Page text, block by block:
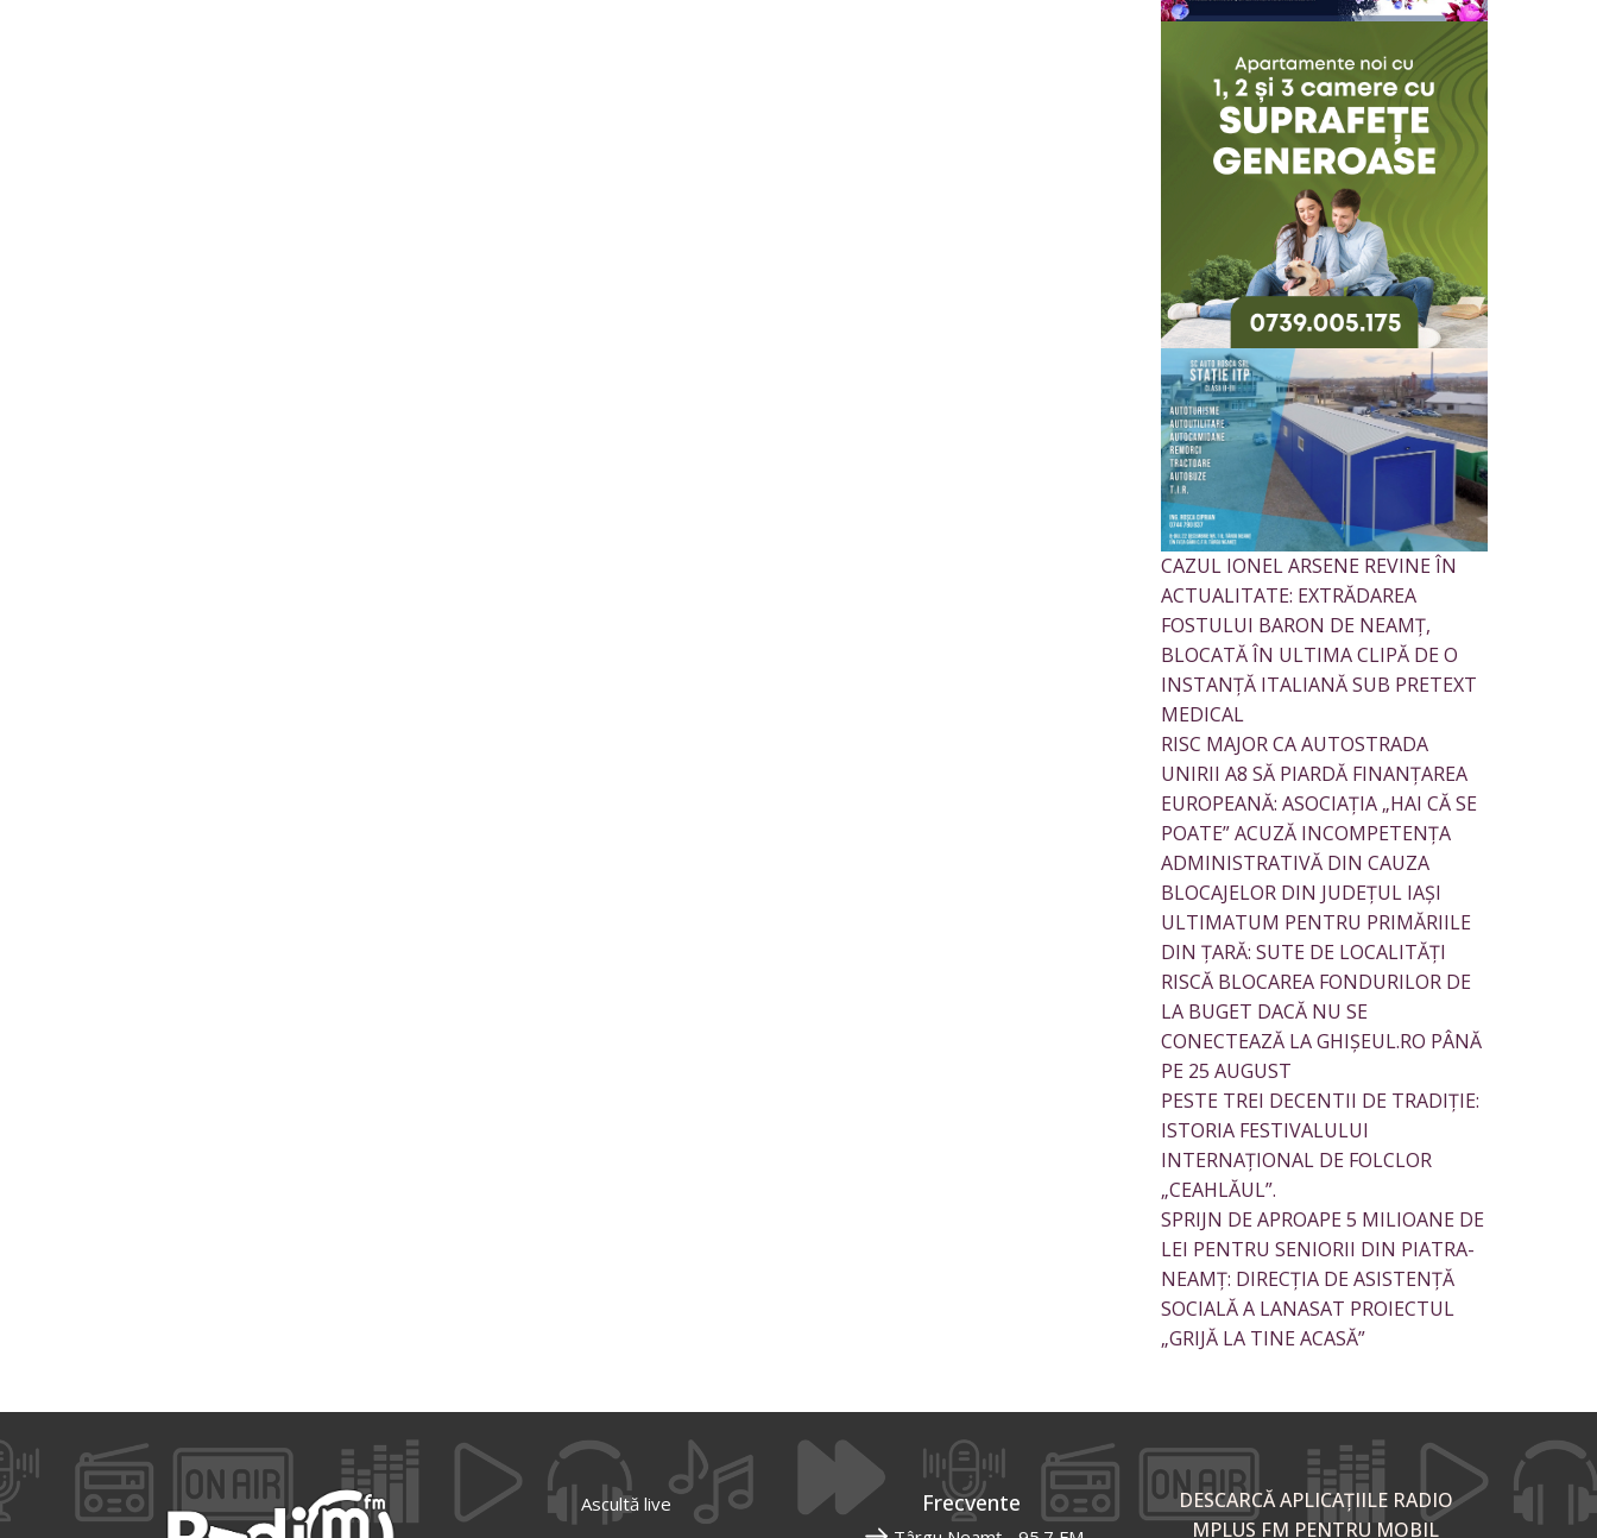
CAZUL IONEL ARSENE REVINE ÎN
ACTUALITATE: EXTRĂDAREA
FOSTULUI BARON DE NEAMȚ,
BLOCATĂ ÎN ULTIMA CLIPĂ DE O
INSTANȚĂ ITALIANĂ SUB PRETEXT
MEDICAL
RISC MAJOR CA AUTOSTRADA
UNIRII A8 SĂ PIARDĂ FINANȚAREA
EUROPEANĂ: ASOCIAȚIA „HAI CĂ SE
POATE” ACUZĂ INCOMPETENȚA
ADMINISTRATIVĂ DIN CAUZA
BLOCAJELOR DIN JUDEȚUL IAȘI
ULTIMATUM PENTRU PRIMĂRIILE
DIN ȚARĂ: SUTE DE LOCALITĂȚI
RISCĂ BLOCAREA FONDURILOR DE
LA BUGET DACĂ NU SE
CONECTEAZĂ LA GHIȘEUL.RO PÂNĂ
PE 25 AUGUST
PESTE TREI DECENTII DE TRADIȚIE:
ISTORIA FESTIVALULUI
INTERNAȚIONAL DE FOLCLOR
„CEAHLĂUL”.
SPRIJN DE APROAPE 5 MILIOANE DE
LEI PENTRU SENIORII DIN PIATRA-
NEAMȚ: DIRECȚIA DE ASISTENȚĂ
SOCIALĂ A LANASAT PROIECTUL
„GRIJĂ LA TINE ACASĂ”
Ascultă live
Frecvente
DESCARCĂ APLICAȚIILE RADIO
MPLUS FM PENTRU MOBIL